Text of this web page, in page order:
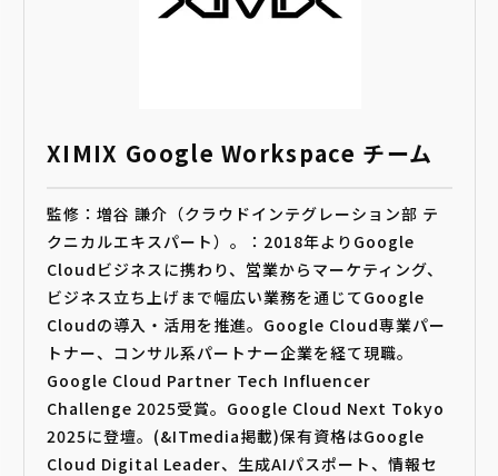
XIMIX Google Workspace チーム
監修：増谷 謙介（クラウドインテグレーション部 テ
クニカルエキスパート）。：2018年よりGoogle
Cloudビジネスに携わり、営業からマーケティング、
ビジネス立ち上げまで幅広い業務を通じてGoogle
Cloudの導入・活用を推進。Google Cloud専業パー
トナー、コンサル系パートナー企業を経て現職。
Google Cloud Partner Tech Influencer
Challenge 2025受賞。Google Cloud Next Tokyo
2025に登壇。(&ITmedia掲載)保有資格はGoogle
Cloud Digital Leader、生成AIパスポート、情報セ